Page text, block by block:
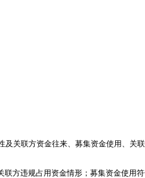
关联方资金往来、募集资金使用、关
方违规占用资金情形；募集资金使用